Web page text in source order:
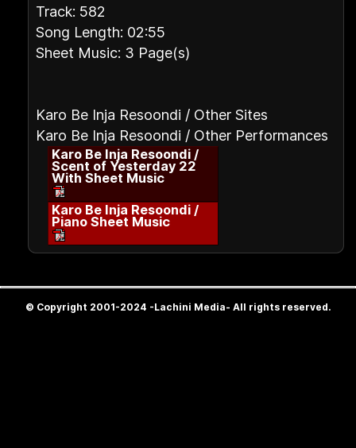
Track: 582
Song Length: 02:55
Sheet Music: 3 Page(s)
Karo Be Inja Resoondi / Other Sites
Karo Be Inja Resoondi / Other Performances
Karo Be Inja Resoondi /
Scent of Yesterday 22
With Sheet Music
Karo Be Inja Resoondi /
Piano Sheet Music
© Copyright 2001-2024 -Lachini Media- All rights reserved.